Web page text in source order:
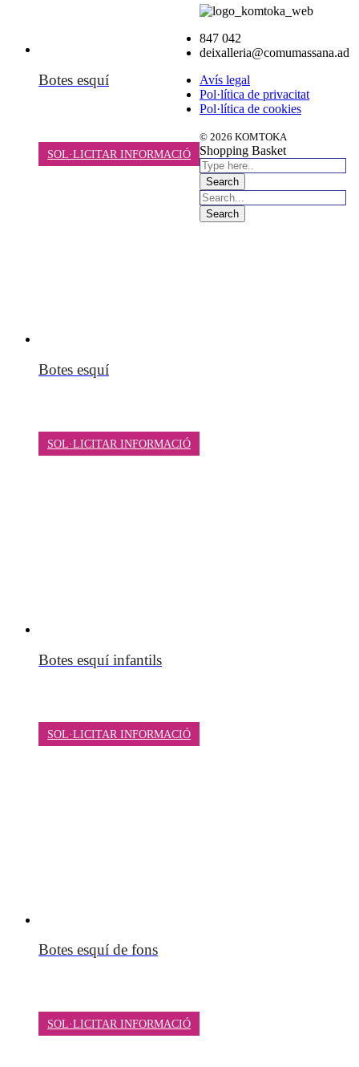
Botes esquí
SOL·LICITAR INFORMACIÓ
Botes esquí
SOL·LICITAR INFORMACIÓ
Botes esquí infantils
SOL·LICITAR INFORMACIÓ
Botes esquí de fons
SOL·LICITAR INFORMACIÓ
847 042
deixalleria@comumassana.ad
Avís legal
Pol·lítica de privacitat
Pol·lítica de cookies
© 2026 KOMTOKA
Shopping Basket